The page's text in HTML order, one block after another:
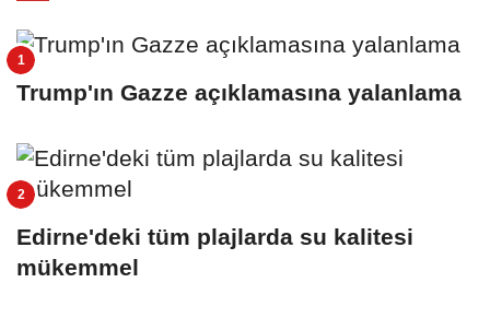
Trump'ın Gazze açıklamasına yalanlama
Edirne'deki tüm plajlarda su kalitesi
mükemmel